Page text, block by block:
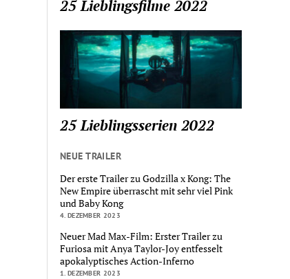
25 Lieblingsfilme 2022
25 Lieblingsserien 2022
NEUE TRAILER
Der erste Trailer zu Godzilla x Kong: The
New Empire überrascht mit sehr viel Pink
und Baby Kong
4. DEZEMBER 2023
Neuer Mad Max-Film: Erster Trailer zu
Furiosa mit Anya Taylor-Joy entfesselt
apokalyptisches Action-Inferno
1. DEZEMBER 2023